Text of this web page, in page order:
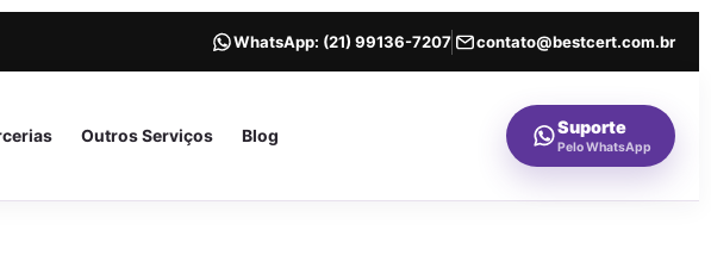
WhatsApp: (21) 99136-7207 contato@bestcert.com.br
Outros Serviços Blog Suporte
Pelo WhatsApp